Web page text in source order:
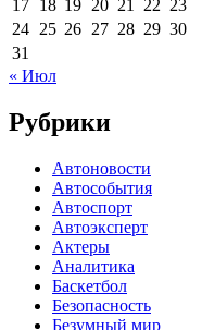
17 18 19 20 21 22 23
24 25 26 27 28 29 30
31
« Июл
Рубрики
Автоновости
Автособытия
Автоспорт
Автоэксперт
Актеры
Аналитика
Баскетбол
Безопасность
Безумный мир